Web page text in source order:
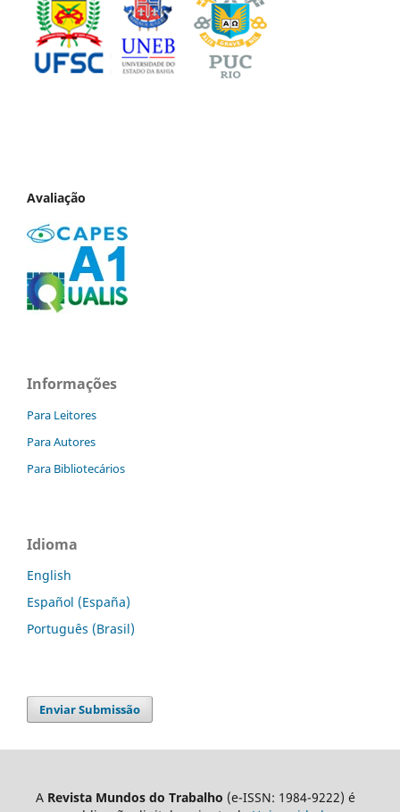
Avaliação
Informações
Para Leitores
Para Autores
Para Bibliotecários
Idioma
English
Español (España)
Português (Brasil)
Enviar Submissão
A Revista Mundos do Trabalho (e-ISSN: 1984-9222) é